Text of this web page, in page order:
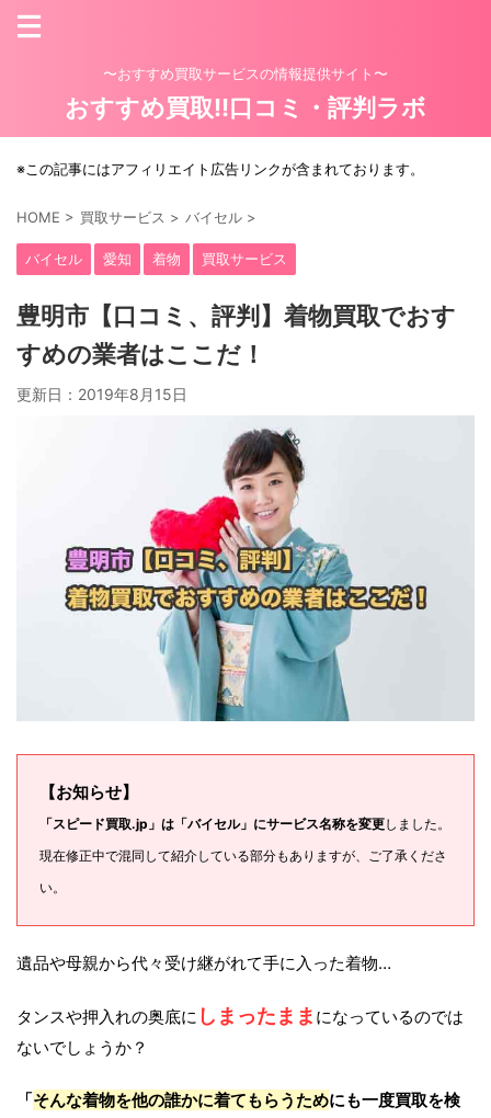
〜おすすめ買取サービスの情報提供サイト〜
おすすめ買取!!口コミ・評判ラボ
※この記事にはアフィリエイト広告リンクが含まれております。
HOME > 買取サービス > バイセル >
バイセル 愛知 着物 買取サービス
豊明市【口コミ、評判】着物買取でおす
すめの業者はここだ！
更新日： 2019年8月15日
【お知らせ】
「スピード買取.jp」は「バイセル」にサービス名称を変更しました。
現在修正中で混同して紹介している部分もありますが、ご了承くださ
い。
遺品や母親から代々受け継がれて手に入った着物…
タンスや押入れの奥底に しまったまま になっているのでは
ないでしょうか？
「そんな着物を他の誰かに着てもらうためにも一度買取を検